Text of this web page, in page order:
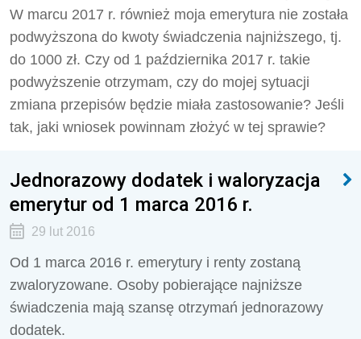
W marcu 2017 r. również moja emerytura nie została
podwyższona do kwoty świadczenia najniższego, tj.
do 1000 zł. Czy od 1 października 2017 r. takie
podwyższenie otrzymam, czy do mojej sytuacji
zmiana przepisów będzie miała zastosowanie? Jeśli
tak, jaki wniosek powinnam złożyć w tej sprawie?
Jednorazowy dodatek i waloryzacja
emerytur od 1 marca 2016 r.
29 lut 2016
Od 1 marca 2016 r. emerytury i renty zostaną
zwaloryzowane. Osoby pobierające najniższe
świadczenia mają szansę otrzymań jednorazowy
dodatek.